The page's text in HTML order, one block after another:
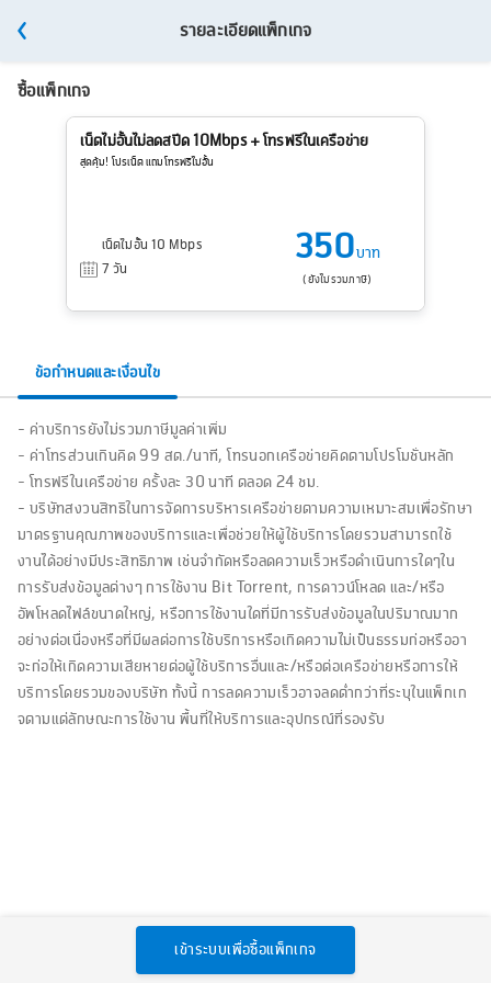
รายละเอียดแพ็กเกจ
ซื้อแพ็กเกจ
เน็ตไม่อั้นไม่ลดสปีด 10Mbps + โทรฟรีในเครือข่าย
สุดคุ้ม! โปรเน็ต แถมโทรฟรีไม่อั้น
เน็ตไม่อั้น 10 Mbps
7 วัน
350บาท
(ยังไม่รวมภาษี)
ข้อกำหนดและเงื่อนไข
- ค่าบริการยังไม่รวมภาษีมูลค่าเพิ่ม
- ค่าโทรส่วนเกินคิด 99 สต./นาที, โทรนอกเครือข่ายคิดตามโปรโมชั่นหลัก
- โทรฟรีในเครือข่าย ครั้งละ 30 นาที ตลอด 24 ชม.
- บริษัทสงวนสิทธิในการจัดการบริหารเครือข่ายตามความเหมาะสมเพื่อรักษา
มาตรฐานคุณภาพของบริการและเพื่อช่วยให้ผู้ใช้บริการโดยรวมสามารถใช้
งานได้อย่างมีประสิทธิภาพ เช่นจำกัดหรือลดความเร็วหรือดำเนินการใดๆใน
การรับส่งข้อมูลต่างๆ การใช้งาน Bit Torrent, การดาวน์โหลด และ/หรือ
อัพโหลดไฟล์ขนาดใหญ่, หรือการใช้งานใดที่มีการรับส่งข้อมูลในปริมาณมาก
อย่างต่อเนื่องหรือที่มีผลต่อการใช้บริการหรือเกิดความไม่เป็นธรรมก่อหรืออา
จะก่อให้เกิดความเสียหายต่อผู้ใช้บริการอื่นและ/หรือต่อเครือข่ายหรือการให้
บริการโดยรวมของบริษัท ทั้งนี้ การลดความเร็วอาจลดต่ำกว่าที่ระบุในแพ็กเก
จตามแต่ลักษณะการใช้งาน พื้นที่ให้บริการและอุปกรณ์ที่รองรับ
เข้าระบบเพื่อซื้อแพ็กเกจ